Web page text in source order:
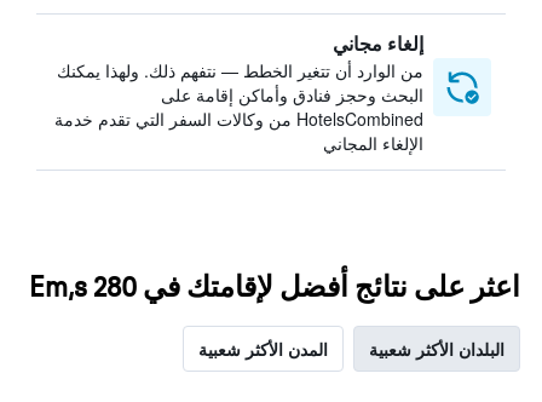
إلغاء مجاني
من الوارد أن تتغير الخطط — نتفهم ذلك. ولهذا يمكنك
البحث وحجز فنادق وأماكن إقامة على
HotelsCombined من وكالات السفر التي تقدم خدمة
الإلغاء المجاني
اعثر على نتائج أفضل لإقامتك في Em,s 280
البلدان الأكثر شعبية المدن الأكثر شعبية